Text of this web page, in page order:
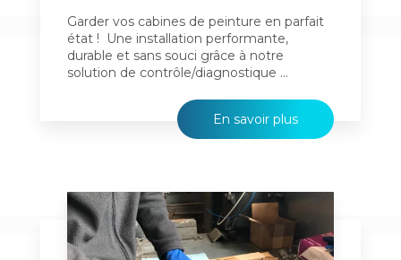
Garder vos cabines de peinture en parfait
état ! Une installation performante,
durable et sans souci grâce à notre
solution de contrôle/diagnostique ...
En savoir plus